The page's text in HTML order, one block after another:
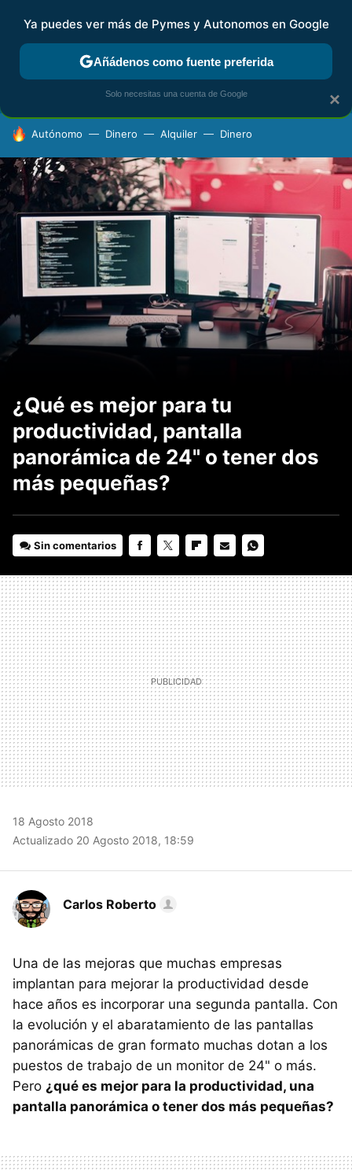
FISCALIDAD Y CONTABILIDAD KIT DIGITAL RENTA
HOY SE HABLA DE
Autónomo Dinero Alquiler Dinero
¿Qué es mejor para tu
productividad, pantalla
panorámica de 24" o tener dos
más pequeñas?
Sin comentarios
MAIL
18 Agosto 2018
Actualizado 20 Agosto 2018, 18:59
Carlos Roberto
Una de las mejoras que muchas empresas
implantan para mejorar la productividad desde
hace años es incorporar una segunda pantalla. Con
la evolución y el abaratamiento de las pantallas
panorámicas de gran formato muchas dotan a los
puestos de trabajo de un monitor de 24" o más.
Pero ¿qué es mejor para la productividad, una
pantalla panorámica o tener dos más pequeñas?
×
Ya puedes ver más de Pymes y Autonomos en Google
Añádenos como fuente preferida
Solo necesitas una cuenta de Google